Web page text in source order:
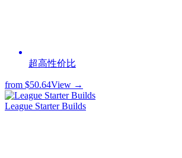
超高性价比
from $50.64View →
League Starter Builds